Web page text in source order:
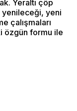
Yeraltı çöp
yenileceği, yeni
çalışmaları
özgün formu ile